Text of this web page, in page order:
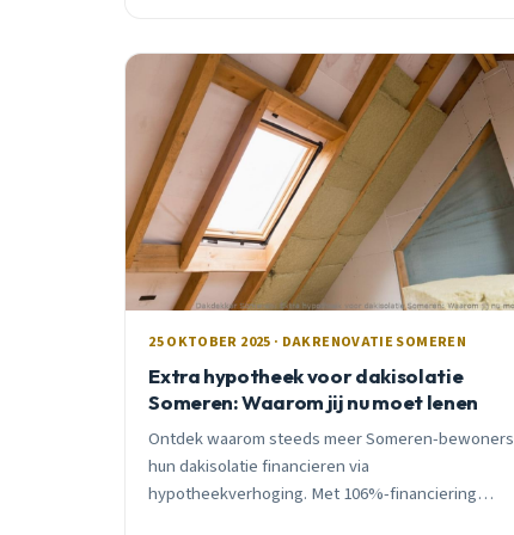
25 OKTOBER 2025 · DAKRENOVATIE SOMEREN
Extra hypotheek voor dakisolatie
Someren: Waarom jij nu moet lenen
Ontdek waarom steeds meer Someren-bewoners
hun dakisolatie financieren via
hypotheekverhoging. Met 106%-financiering